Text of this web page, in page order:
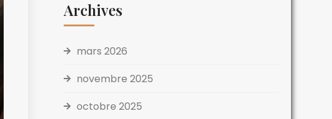
Archives
mars 2026
novembre 2025
octobre 2025